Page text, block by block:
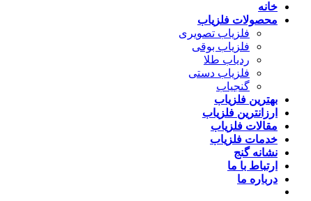
خانه
محصولات فلزیاب
فلزیاب تصویری
فلزیاب بوقی
ردیاب طلا
فلزیاب دستی
گنجیاب
بهترین فلزیاب
ارزانترین فلزیاب
مقالات فلزیاب
خدمات فلزیاب
نشانه گنج
ارتباط با ما
درباره ما